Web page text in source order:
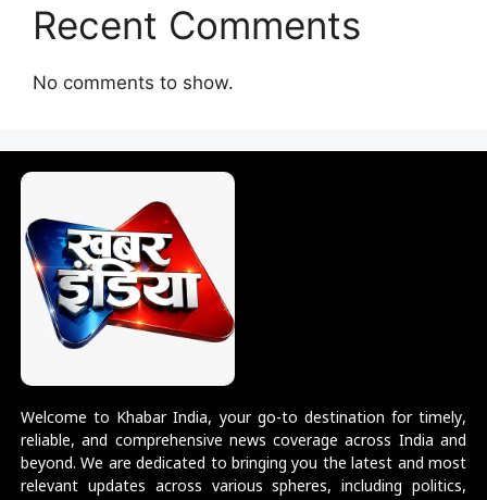
Recent Comments
No comments to show.
Welcome to Khabar India, your go-to destination for timely,
reliable, and comprehensive news coverage across India and
beyond. We are dedicated to bringing you the latest and most
relevant updates across various spheres, including politics,